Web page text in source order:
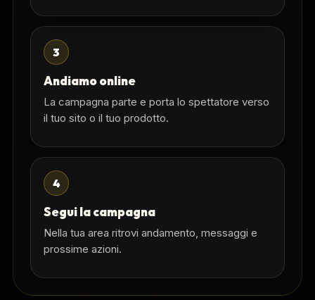
3
Andiamo online
La campagna parte e porta lo spettatore verso
il tuo sito o il tuo prodotto.
4
Segui la campagna
Nella tua area ritrovi andamento, messaggi e
prossime azioni.